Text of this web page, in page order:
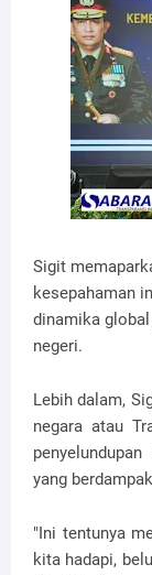
Sigit
kesepahaman
dinamika
negeri.
Lebih dalam,
negara atau
yang
"Ini tentunya
kita hadapi,